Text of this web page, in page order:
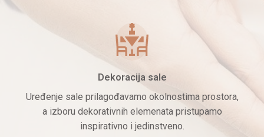
Dekoracija sale
Uređenje sale prilagođavamo okolnostima prostora,
a izboru dekorativnih elemenata pristupamo
inspirativno i jedinstveno.